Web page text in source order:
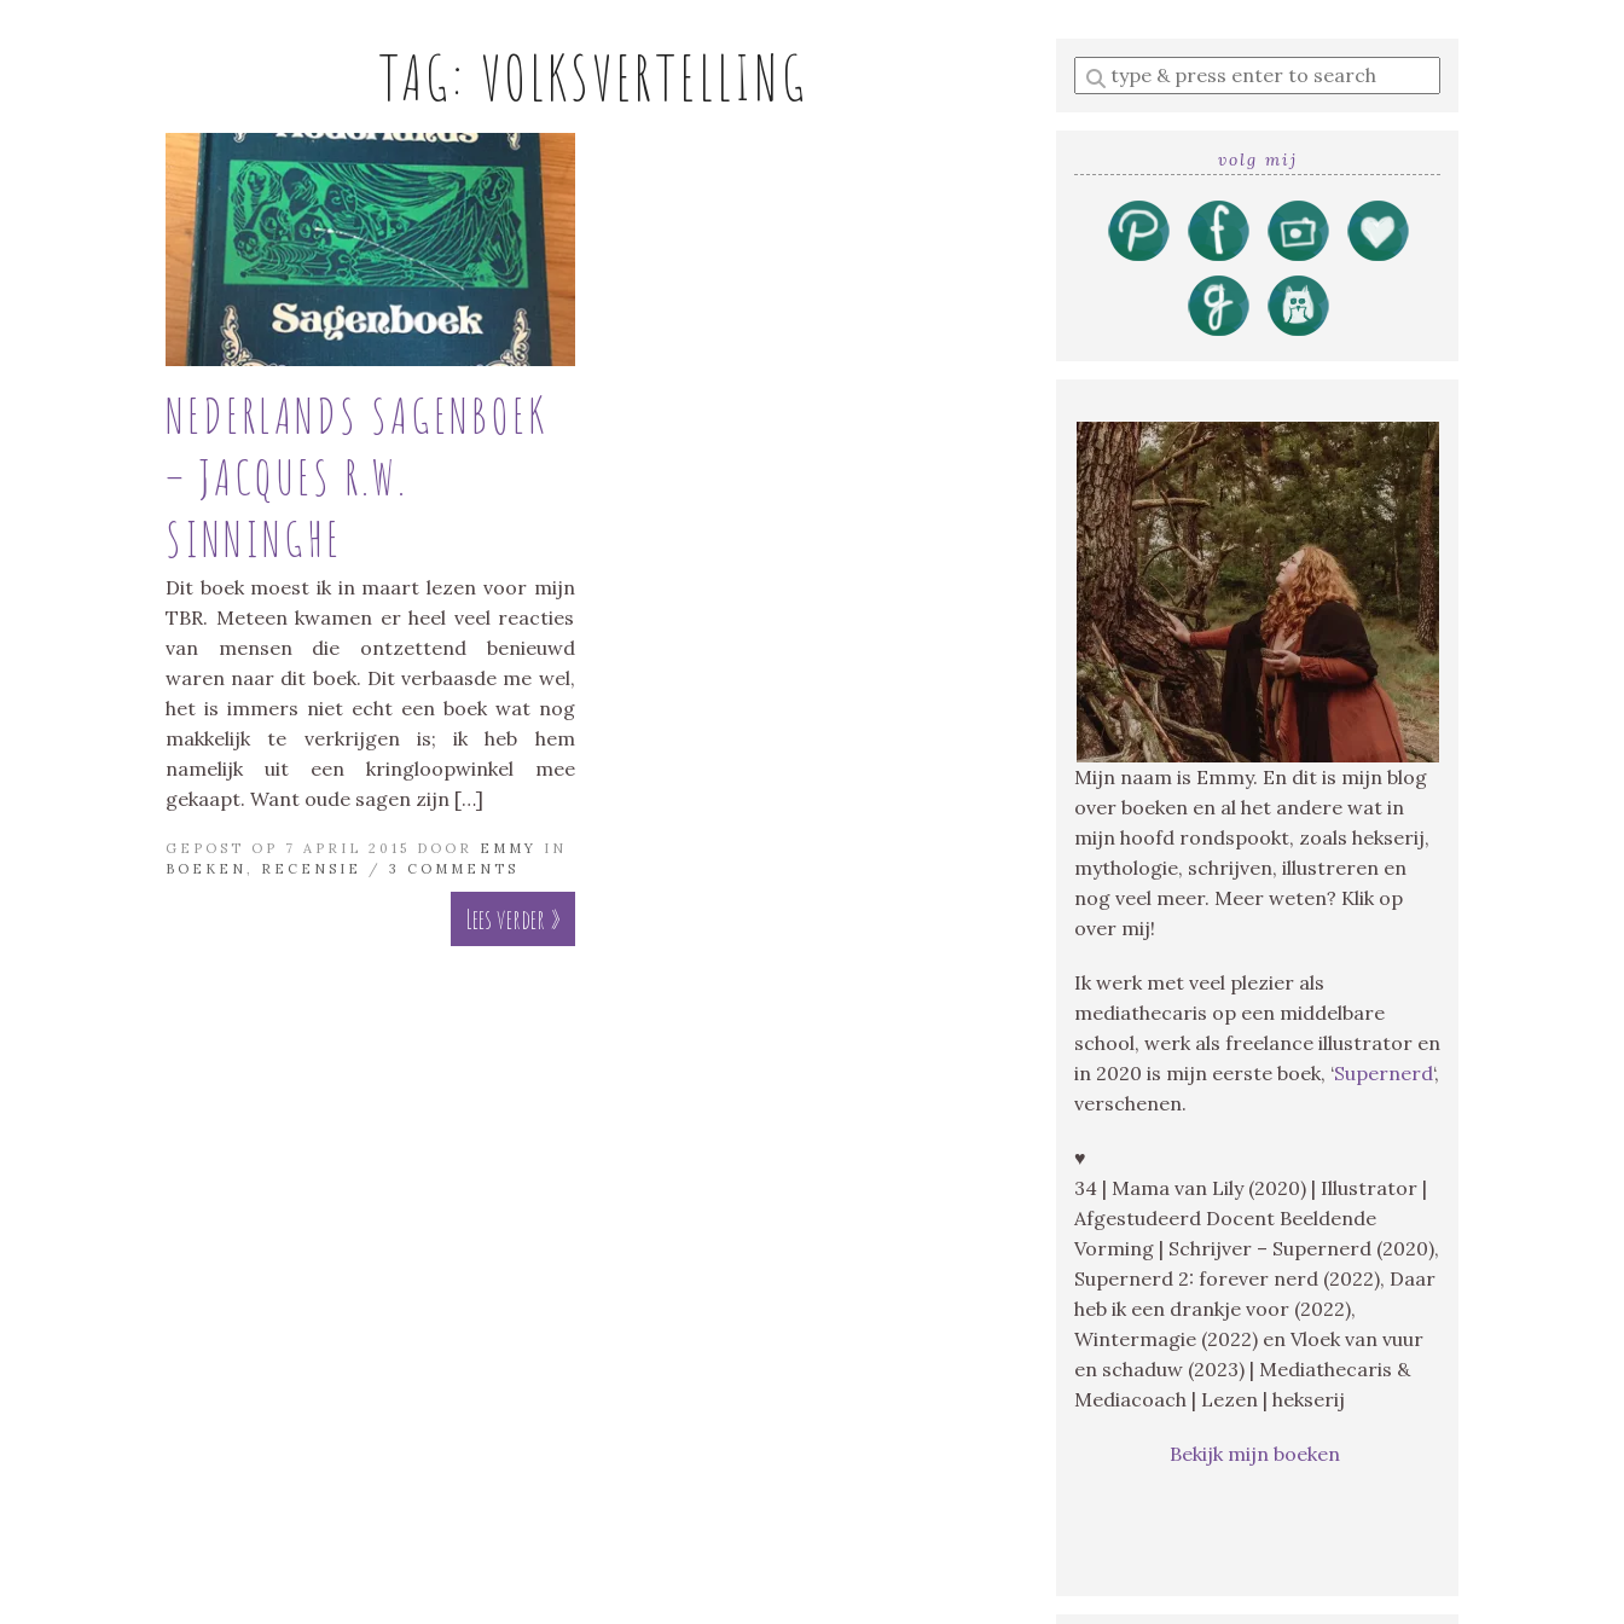
TAG: VOLKSVERTELLING
NEDERLANDS SAGENBOEK
– JACQUES R.W.
SINNINGHE
Dit boek moest ik in maart lezen voor mijn
TBR. Meteen kwamen er heel veel reacties
van mensen die ontzettend benieuwd
waren naar dit boek. Dit verbaasde me wel,
het is immers niet echt een boek wat nog
makkelijk te verkrijgen is; ik heb hem
namelijk uit een kringloopwinkel mee
gekaapt. Want oude sagen zijn […]
GEPOST OP 7 APRIL 2015 DOOR EMMY
IN
BOEKEN , RECENSIE / 3 COMMENTS
Lees verder »
Enter
a
volg mij
Mijn naam is Emmy. En dit is mijn blog
over boeken en al het andere wat in
mijn hoofd rondspookt, zoals hekserij,
mythologie, schrijven, illustreren en
nog veel meer. Meer weten? Klik op
over mij!
Ik werk met veel plezier als
mediathecaris op een middelbare
school, werk als freelance illustrator en
in 2020 is mijn eerste boek, ‘Supernerd‘,
verschenen.
♥
34 | Mama van Lily (2020) | Illustrator |
Afgestudeerd Docent Beeldende
Vorming | Schrijver – Supernerd (2020),
Supernerd 2: forever nerd (2022), Daar
heb ik een drankje voor (2022),
Wintermagie (2022) en Vloek van vuur
en schaduw (2023) | Mediathecaris &
Mediacoach | Lezen | hekserij
Bekijk mijn boeken